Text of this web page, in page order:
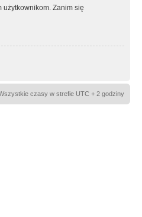
Zanim się
czasy w strefie UTC + 2 godziny